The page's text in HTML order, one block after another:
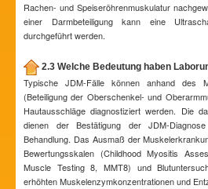
Rachen- und Speiseröhrenmuskulatur
einer Darmbeteiligung kann eine
durchgeführt werden.
2.3 Welche Bedeutung haben
Typische JDM-Fälle können anhand des
(Beteiligung der Oberschenkel- und
Hautausschläge diagnostiziert werden. Die
dienen der Bestätigung der JDM-
Behandlung. Das Ausmaß der
Bewertungsskalen (Childhood Myositis
Muscle Testing 8, MMT8) und
erhöhten Muskelenzymkonzentrationen und